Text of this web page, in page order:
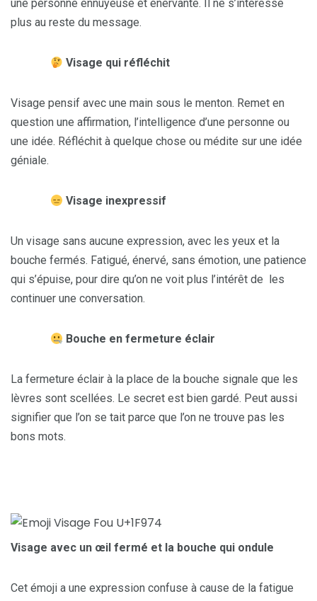
une personne ennuyeuse et énervante. Il ne s’intéresse
plus au reste du message.
Visage qui réfléchit
Visage pensif avec une main sous le menton. Remet en
question une affirmation, l’intelligence d’une personne ou
une idée. Réfléchit à quelque chose ou médite sur une idée
géniale.
Visage inexpressif
Un visage sans aucune expression, avec les yeux et la
bouche fermés. Fatigué, énervé, sans émotion, une patience
qui s’épuise, pour dire qu’on ne voit plus l’intérêt de les
continuer une conversation.
Bouche en fermeture éclair
La fermeture éclair à la place de la bouche signale que les
lèvres sont scellées. Le secret est bien gardé. Peut aussi
signifier que l’on se tait parce que l’on ne trouve pas les
bons mots.
Visage avec un œil fermé et la bouche qui ondule
Cet émoji a une expression confuse à cause de la fatigue